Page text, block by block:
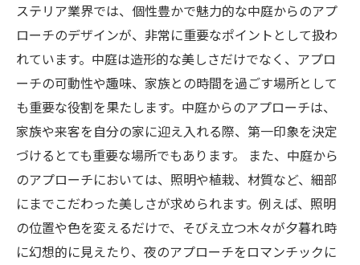
ステリア業界では、個性豊かで魅力的な中庭からのアプ
ローチのデザインが、非常に重要なポイントとして扱わ
れています。中庭は造形的な美しさだけでなく、アプロ
ーチの可動性や趣味、家族との時間を過ごす場所として
も重要な役割を果たします。中庭からのアプローチは、
家族や来客を自分の家に迎え入れる際、第一印象を決定
づけるとても重要な場所でもあります。 また、中庭から
のアプローチにおいては、照明や植栽、材質など、細部
にまでこだわった美しさが求められます。例えば、照明
の位置や色を変えるだけで、そびえ立つ木々が夕暮れ時
に幻想的に見えたり、夜のアプローチをロマンチックに